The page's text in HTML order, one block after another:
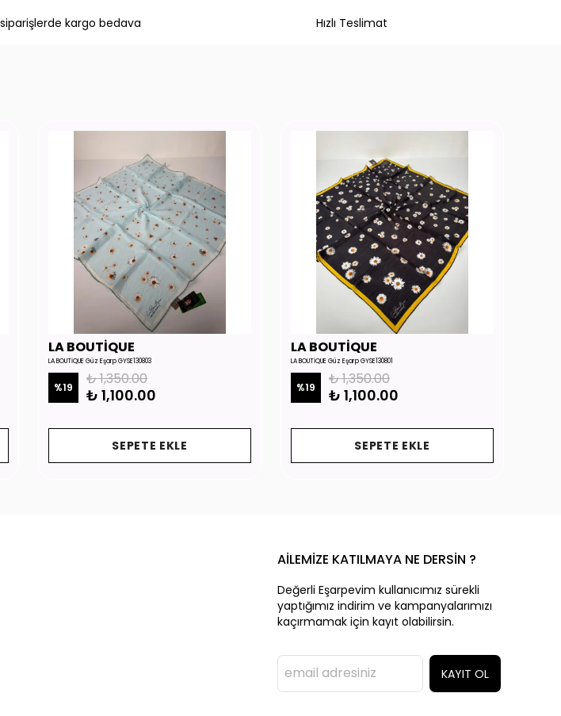
kargo bedava Hızlı Teslimat
LA BOUTİQUE
LA BOUTİQUE Güz Eşarp GYSE130803
%19 ₺ 1,350.00
₺ 1,100.00
SEPETE EKLE
LA BOUTİQUE
LA BOUTİQUE Güz Eşarp GYSE130801
%19 ₺ 1,350.00
₺ 1,100.00
SEPETE EKLE
AİLEMİZE KATILMAYA NE DERSİN ?
Değerli Eşarpevim kullanıcımız sürekli
yaptığımız indirim ve kampanyalarımızı
kaçırmamak için kayıt olabilirsin.
KAYIT OL